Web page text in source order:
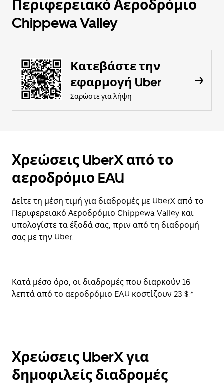
Περιφερειακό Αεροδρόμιο
Chippewa Valley
Κατεβάστε την
εφαρμογή Uber
Σαρώστε για λήψη
Χρεώσεις UberX από το
αεροδρόμιο EAU
Δείτε τη μέση τιμή για διαδρομές με UberX από το
Περιφερειακό Αεροδρόμιο Chippewa Valley και
υπολογίστε τα έξοδά σας, πριν από τη διαδρομή
σας με την Uber.
Κατά μέσο όρο, οι διαδρομές που διαρκούν 16
λεπτά από το αεροδρόμιο EAU κοστίζουν 23 $.*
Χρεώσεις UberX για
δημοφιλείς διαδρομές